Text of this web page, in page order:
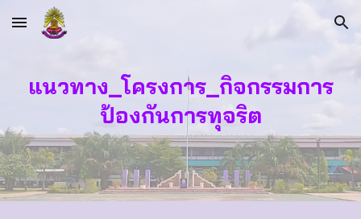
Skip to main content Skip to navigation
แนวทาง_โครงการ_กิจกรรมการ
ป้องกันการทุจริต